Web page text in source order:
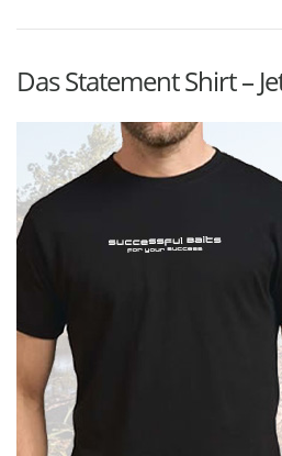
Das Statement Shirt –